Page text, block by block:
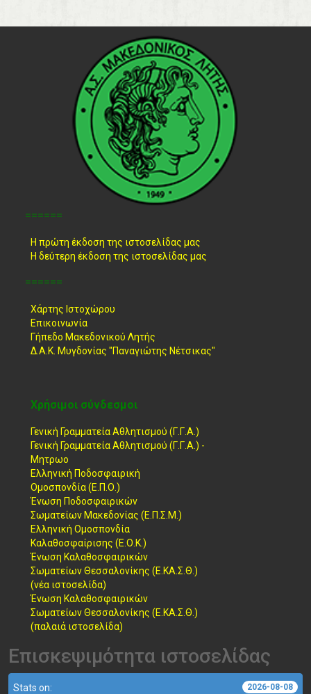
======
Η πρώτη έκδοση της ιστοσελίδας μας
Η δεύτερη έκδοση της ιστοσελίδας μας
======
Χάρτης Ιστοχώρου
Επικοινωνία
Γήπεδο Μακεδονικού Λητής
Δ.Α.Κ. Μυγδονίας "Παναγιώτης Νέτσικας"
Χρήσιμοι σύνδεσμοι
Γενική Γραμματεία Αθλητισμού (Γ.Γ.Α.)
Γενική Γραμματεία Αθλητισμού (Γ.Γ.Α.) -
Μητρωο
Ελληνική Ποδοσφαιρική
Ομοσπονδία (Ε.Π.Ο.)
Ένωση Ποδοσφαιρικών
Σωματείων Μακεδονίας (Ε.Π.Σ.Μ.)
Ελληνική Ομοσπονδία
Καλαθοσφαίρισης (Ε.Ο.Κ.)
Ένωση Καλαθοσφαιρικών
Σωματείων Θεσσαλονίκης (Ε.ΚΑ.Σ.Θ.)
(νέα ιστοσελίδα)
Ένωση Καλαθοσφαιρικών
Σωματείων Θεσσαλονίκης (Ε.ΚΑ.Σ.Θ.)
(παλαιά ιστοσελίδα)
Επισκεψιμότητα ιστοσελίδας
Stats on: 2026-08-08